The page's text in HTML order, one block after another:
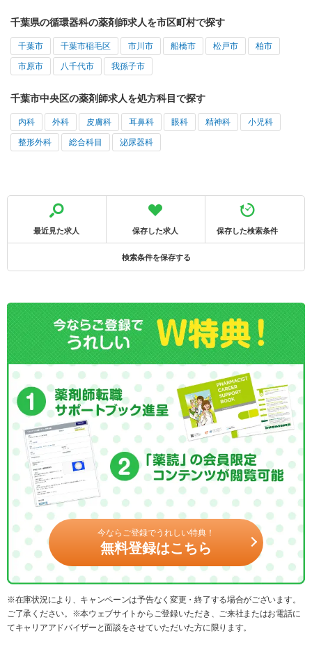
千葉県の循環器科の薬剤師求人を市区町村で探す
千葉市 千葉市稲毛区 市川市 船橋市 松戸市 柏市
市原市 八千代市 我孫子市
千葉市中央区の薬剤師求人を処方科目で探す
内科 外科 皮膚科 耳鼻科 眼科 精神科 小児科
整形外科 総合科目 泌尿器科
最近見た求人 保存した求人 保存した検索条件
検索条件を保存する
今ならご登録でうれしい特典！
無料登録はこちら
※在庫状況により、キャンペーンは予告なく変更・終了する場合がございます。
ご了承ください。※本ウェブサイトからご登録いただき、ご来社またはお電話に
てキャリアアドバイザーと面談をさせていただいた方に限ります。